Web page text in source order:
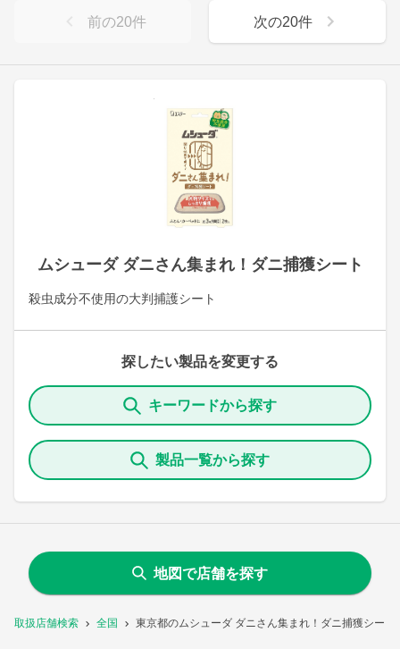
取扱店舗検索 全国 東京都のムシューダ ダニさん集まれ！ダニ捕獲シート
ムシューダ ダニさん集まれ！ダニ捕獲シート
殺虫成分不使用の大判捕護シート
探したい製品を変更する
キーワードから探す
製品一覧から探す
前の20件 次の20件
地図で店舗を探す